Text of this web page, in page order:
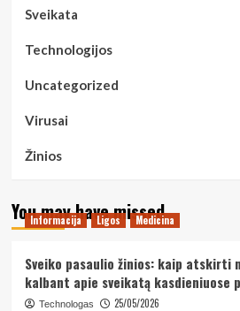
Sveikata
Technologijos
Uncategorized
Virusai
Žinios
You may have missed
Informacija Ligos Medicina
Sveiko pasaulio žinios: kaip atskirti
kalbant apie sveikatą kasdieniuose
Technologas
25/05/2026